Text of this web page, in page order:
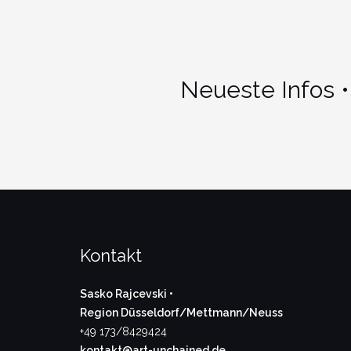
Neueste Infos
Kontakt
Sasko Rajcevski •
Region Düsseldorf/Mettmann/Neuss
+49 173/8429424